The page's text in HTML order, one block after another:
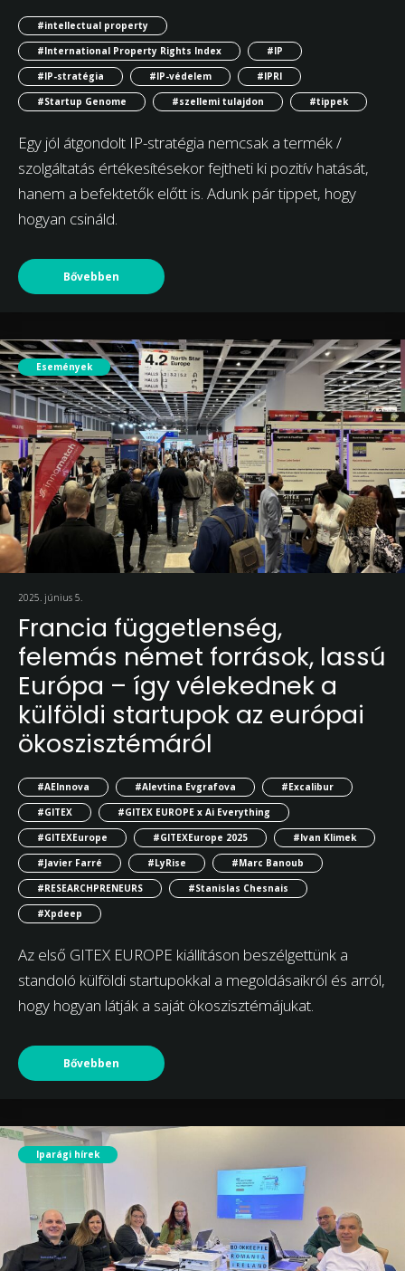
#intellectual property
#International Property Rights Index
#IP
#IP-stratégia
#IP-védelem
#IPRI
#Startup Genome
#szellemi tulajdon #tippek
Egy jól átgondolt IP-stratégia nemcsak a termék /
szolgáltatás értékesítésekor fejtheti ki pozitív hatását,
hanem a befektetők előtt is. Adunk pár tippet, hogy
hogyan csináld.
Bővebben
Események
2025. június 5.
Francia függetlenség,
felemás német források, lassú
Európa – így vélekednek a
külföldi startupok az európai
ökoszisztémáról
#AEInnova #Alevtina Evgrafova
#Excalibur
#GITEX
#GITEX EUROPE x Ai Everything
#GITEXEurope
#GITEXEurope 2025
#Ivan Klimek
#Javier Farré
#LyRise
#Marc Banoub
#RESEARCHPRENEURS
#Stanislas Chesnais
#Xpdeep
Az első GITEX EUROPE kiállításon beszélgettünk a
standoló külföldi startupokkal a megoldásaikról és arról,
hogy hogyan látják a saját ökoszisztémájukat.
Bővebben
Iparági hírek